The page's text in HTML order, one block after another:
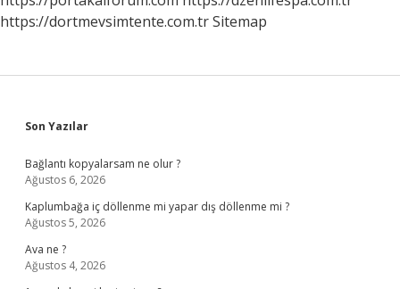
https://dortmevsimtente.com.trSitemap
Sidebar
Son Yazılar
Bağlantı kopyalarsam ne olur ?
Ağustos 6, 2026
Kaplumbağa iç döllenme mi yapar dış döllenme mi ?
Ağustos 5, 2026
Ava ne ?
Ağustos 4, 2026